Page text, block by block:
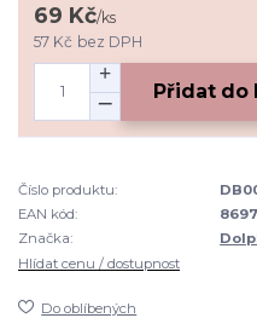
69 Kč/ks
57 Kč bez DPH
Přidat do
Číslo produktu:
EAN kód:
Značka:
Hlídat cenu / dostupnost
Do oblíbených